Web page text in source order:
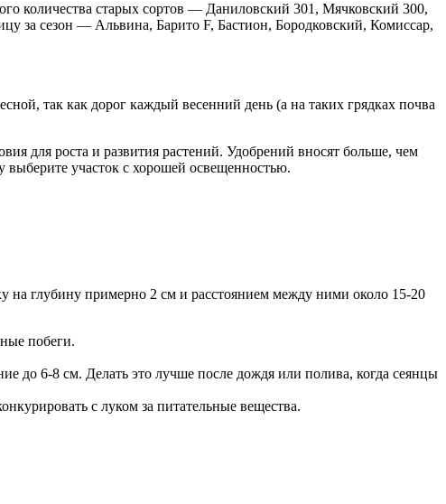
количества старых сортов — Даниловский 301, Мячковский 300,
за сезон — Альвина, Барито F, Бастион, Бородковский, Комиссар,
так как дорог каждый весенний день (а на таких грядках почва
для роста и развития растений. Удобрений вносят больше, чем
выберите участок с хорошей освещенностью.
на глубину примерно 2 см и расстоянием между ними около 15-20
побеги.
до 6-8 см. Делать это лучше после дождя или полива, когда сеянцы
с луком за питательные вещества.